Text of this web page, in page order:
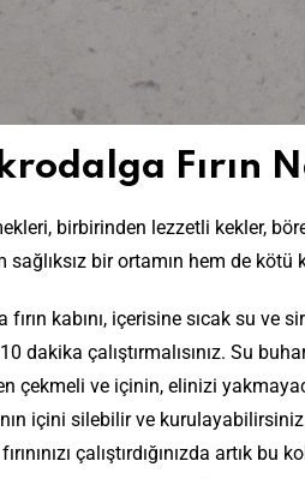
Fırın
birbirinden lezzetli kekler,
sağlıksız bir ortamın hem de
kabını, içerisine sıcak su ve
10 dakika çalıştırmalısınız. Su
çekmeli ve içinin, elinizi
içini silebilir ve
çalıştırdığınızda artık bu